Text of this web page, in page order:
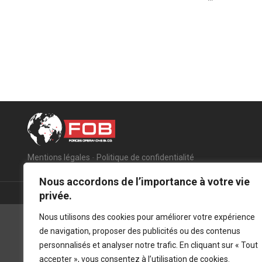
Nous accordons de l’importance à votre vie
privée.
Nous utilisons des cookies pour améliorer votre expérience
de navigation, proposer des publicités ou des contenus
personnalisés et analyser notre trafic. En cliquant sur « Tout
accepter », vous consentez à l’utilisation de cookies.
Mentions légales - Politique de confidentialité